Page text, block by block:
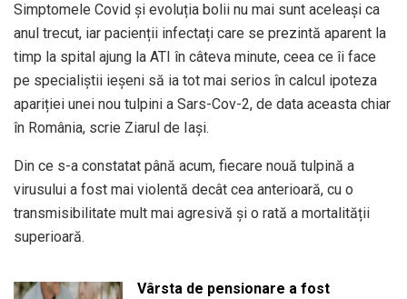
Simptomele Covid și evoluția bolii nu mai sunt aceleași ca
anul trecut, iar pacienții infectați care se prezintă aparent la
timp la spital ajung la ATI în câteva minute, ceea ce îi face
pe specialiștii ieșeni să ia tot mai serios în calcul ipoteza
apariției unei nou tulpini a Sars-Cov-2, de data aceasta chiar
în România, scrie Ziarul de Iași.
Din ce s-a constatat până acum, fiecare nouă tulpină a
virusului a fost mai violentă decât cea anterioară, cu o
transmisibilitate mult mai agresivă și o rată a mortalității
superioară.
Vârsta de pensionare a fost